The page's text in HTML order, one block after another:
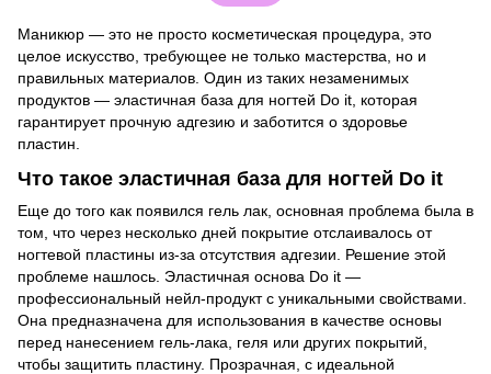
Маникюр — это не просто косметическая процедура, это
целое искусство, требующее не только мастерства, но и
правильных материалов. Один из таких незаменимых
продуктов — эластичная база для ногтей Do it, которая
гарантирует прочную адгезию и заботится о здоровье
пластин.
Что такое эластичная база для ногтей Do it
Еще до того как появился гель лак, основная проблема была в
том, что через несколько дней покрытие отслаивалось от
ногтевой пластины из-за отсутствия адгезии. Решение этой
проблеме нашлось. Эластичная основа Do it —
профессиональный нейл-продукт с уникальными свойствами.
Она предназначена для использования в качестве основы
перед нанесением гель-лака, геля или других покрытий,
чтобы защитить пластину. Прозрачная, с идеальной